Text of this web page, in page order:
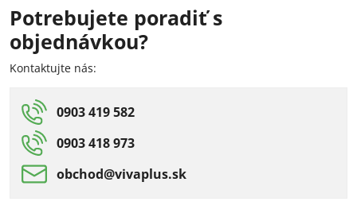
Potrebujete poradiť s
objednávkou?
Kontaktujte nás:
0903 419 582
0903 418 973
obchod​@vivaplus​.sk